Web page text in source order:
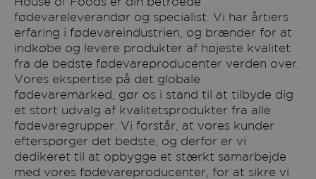
House of Foods er din betroede
fødevareleverandør og specialist. Vi har årtiers
erfaring i fødevareindustrien, og brænder for at
indkøbe og levere produkter af højeste kvalitet
fra de bedste fødevareproducenter verden over.
Vores ekspertise på det globale
fødevaremarked, gør os i stand til at tilbyde dig
et stort udvalg af kvalitetsprodukter fra alle
fødevaregrupper. Vi forstår, at vores kunder
efterspørger det bedste, og derfor er vi
dedikeret til at opbygge et stærkt samarbejde
med vores fødevareproducenter, for at sikre vi